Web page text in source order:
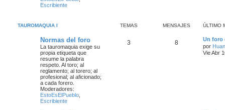
Escribiente
TAUROMAQUIA I TEMAS MENSAJES ÚLTIMO
Normas del foro
La tauromaquia exige su
propia etiqueta que
resume la palabra
respeto. Al toro; al
reglamento; al torero; al
profesional; al aficionado;
a cada forero.
Moderadores:
EstoEsElPueblo
Escribiente
3 8
Un foro
por
Vie Abr